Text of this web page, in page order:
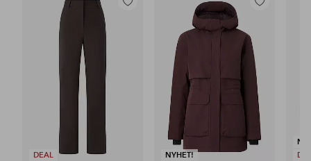
DEAL
Lägg
NYHET!
Lägg
i
favoriter